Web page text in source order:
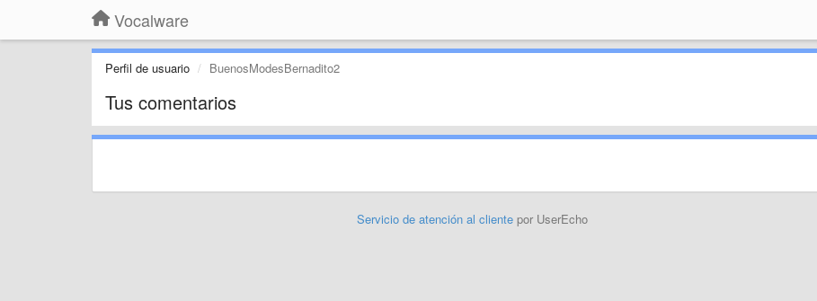
Vocalware
Perfil de usuario BuenosModesBernadito2
Tus comentarios
Servicio de atención al clientepor UserEcho